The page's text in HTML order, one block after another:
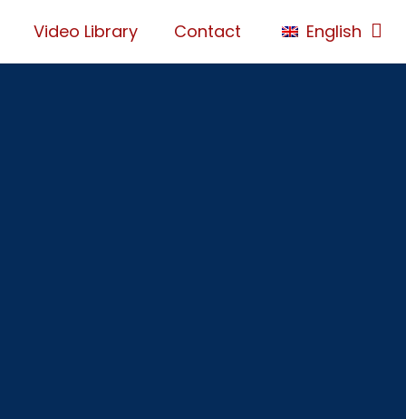
Video Library Contact English